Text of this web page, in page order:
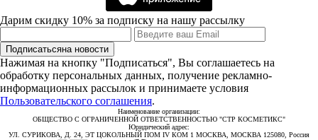
Дарим скидку 10% за подписку на нашу рассылку
Подписатьсяна новости
Нажимая на кнопку "Подписаться", Вы соглашаетесь на
обработку персональных данных, получение рекламно-
информационных рассылок и принимаете условия
Пользовательского соглашения.
Наименование организации:
ОБЩЕСТВО С ОГРАНИЧЕННОЙ ОТВЕТСТВЕННОСТЬЮ "СТР КОСМЕТИКС"
Юридический адрес:
УЛ. СУРИКОВА, Д. 24, ЭТ ЦОКОЛЬНЫЙ ПОМ IV КОМ 1 МОСКВА, МОСКВА 125080, Россия